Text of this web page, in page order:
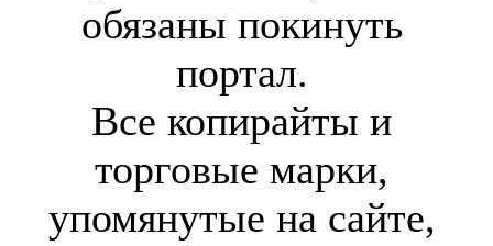
обязаны покинуть
портал.
Все копирайты и
торговые марки,
упомянутые на сайте,